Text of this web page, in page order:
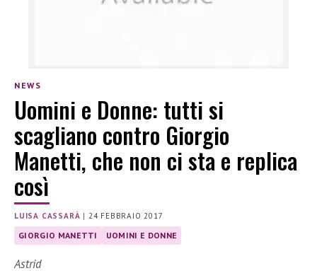
NEWS
Uomini e Donne: tutti si
scagliano contro Giorgio
Manetti, che non ci sta e replica
così
LUISA CASSARÀ | 24 FEBBRAIO 2017
GIORGIO MANETTI UOMINI E DONNE
Astrid